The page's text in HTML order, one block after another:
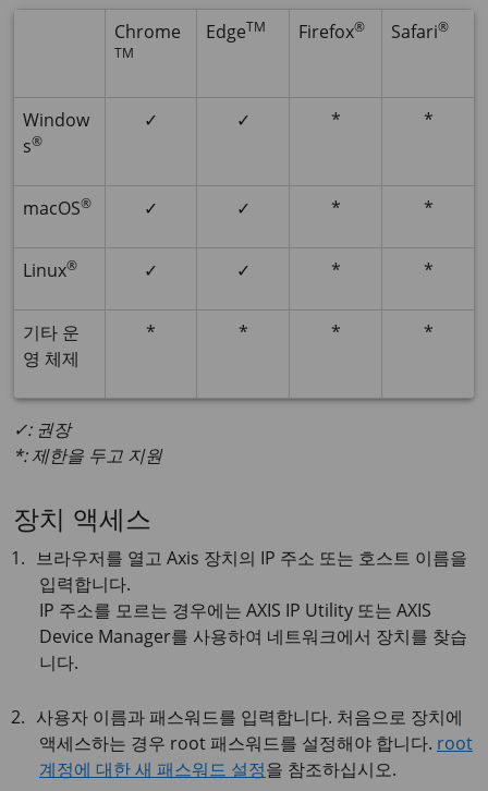
Chrome
TM
EdgeTM Firefox® Safari®
Window
s®
✓ ✓ * *
macOS® ✓ ✓ * *
Linux® ✓ ✓ * *
기타 운
영 체제
* * * *
✓: 권장
*: 제한을 두고 지원
장치 액세스
브라우저를 열고 Axis 장치의 IP 주소 또는 호스트 이름을
입력합니다.
IP 주소를 모르는 경우에는 AXIS IP Utility 또는 AXIS
Device Manager를 사용하여 네트워크에서 장치를 찾습
니다.
사용자 이름과 패스워드를 입력합니다. 처음으로 장치에
액세스하는 경우 root 패스워드를 설정해야 합니다. root
계정에 대한 새 패스워드 설정을 참조하십시오.